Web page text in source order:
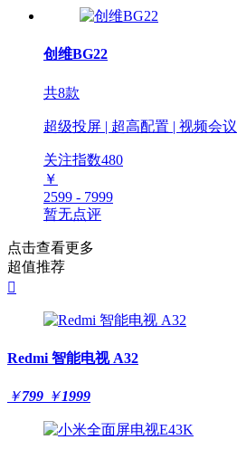
创维BG22
共8款
超级投屏 | 超高配置 | 视频会议
关注指数480
￥
2599 - 7999
暂无点评
点击查看更多
超值推荐

Redmi 智能电视 A32
￥799 ￥1999